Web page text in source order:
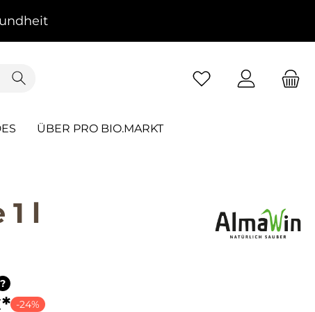
ÜBER PRO BIO.MARKT
l
?
-24%